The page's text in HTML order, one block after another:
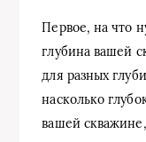
Первое, на что
глубина вашей
для разных
насколько
вашей